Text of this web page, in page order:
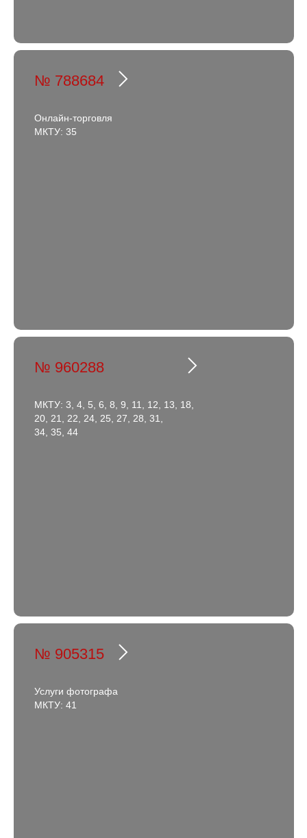
№ 788684
Онлайн-торговля
МКТУ: 35
№ 960288
МКТУ: 3, 4, 5, 6, 8, 9, 11, 12, 13, 18,
20, 21, 22, 24, 25, 27, 28, 31,
34, 35, 44
№ 905315
Услуги фотографа
МКТУ: 41